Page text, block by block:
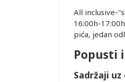
All inclusive-
16:00h-
pića, jedan
Popusti
Sadržaji